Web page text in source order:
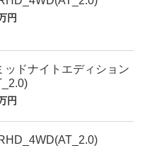
円
ッドナイトエディション
円